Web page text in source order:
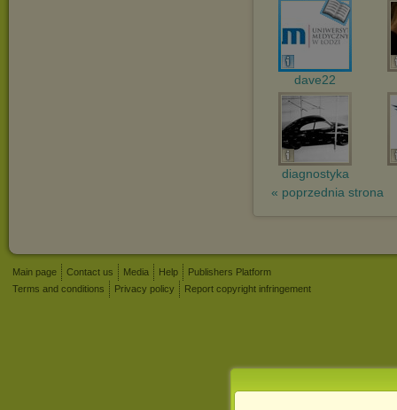
dave22
diagnostyka
« poprzednia strona
Main page Contact us Media Help
Publishers Platform
Terms and conditions
Privacy policy Report copyright infringement